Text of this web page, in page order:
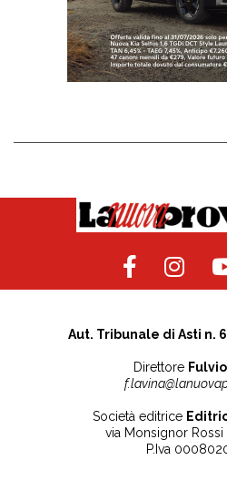
Aut. Tribunale di Asti n.
Direttore
Società editrice
via Monsignor Rossi
P.Iva